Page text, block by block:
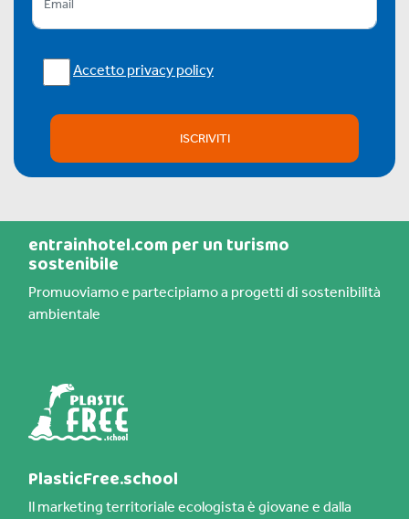
Accetto privacy policy
ISCRIVITI
entrainhotel.com per un turismo
sostenibile
Promuoviamo e partecipiamo a progetti di sostenibilità
ambientale
PlasticFree.school
Il marketing territoriale ecologista è giovane e dalla